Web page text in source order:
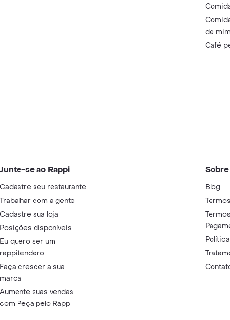
de mim
Café
Junte-se ao Rappi
Cadastre seu restaurante
Trabalhar com a gente
Cadastre sua loja
Posições disponíveis
Eu quero ser um
rappitendero
Faça crescer a sua
marca
Aumente suas vendas
com Peça pelo Rappi
Sobre
Blog